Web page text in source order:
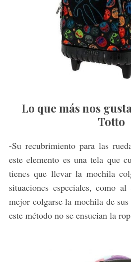
Lo que más nos
Totto
-Su recubrimiento para las
este elemento es una tela que
tienes que llevar la mochila
situaciones especiales, como
mejor colgarse la mochila de
este método no se ensucian la